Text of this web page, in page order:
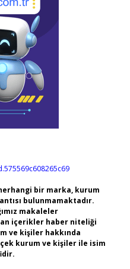
bir marka, kurum
bulunmamaktadır.
makaleler
içerikler haber niteliği
ve kişiler hakkında
kurum ve kişiler ile isim